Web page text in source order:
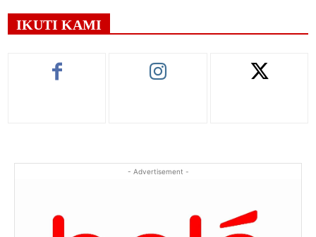
IKUTI KAMI
- Advertisement -